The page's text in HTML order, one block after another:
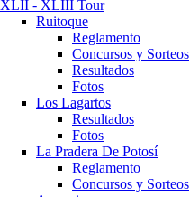
XLII - XLIII Tour
Ruitoque
Reglamento
Concursos y Sorteos
Resultados
Fotos
Los Lagartos
Resultados
Fotos
La Pradera De Potosí
Reglamento
Concursos y Sorteos